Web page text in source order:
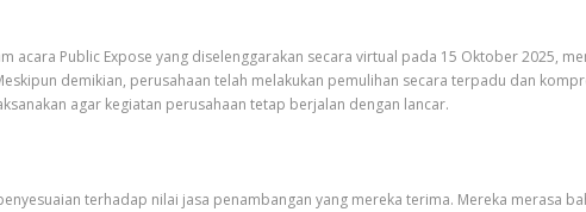
acara Public Expose yang diselenggarakan secara virtual pada 15 Oktober 2025,
demikian, perusahaan telah melakukan pemulihan secara terpadu dan
agar kegiatan perusahaan tetap berjalan dengan lancar.
terhadap nilai jasa penambangan yang mereka terima. Mereka merasa